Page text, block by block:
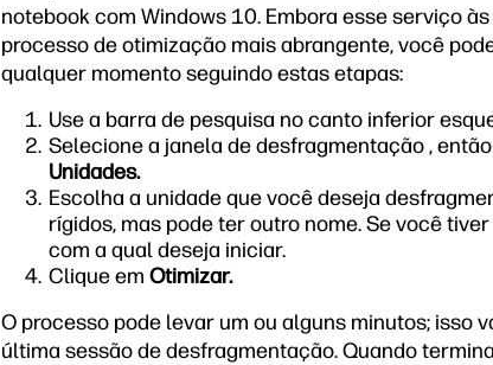
notebook com Windows 10. Embora esse serviço
processo de otimização mais abrangente, você
qualquer momento seguindo estas etapas:
Use a barra de pesquisa no canto inferior
Selecione a janela de desfragmentação ,
Unidades.
Escolha a unidade que você deseja
rígidos, mas pode ter outro nome. Se você
com a qual deseja iniciar.
Clique em Otimizar.
O processo pode levar um ou alguns minutos; isso
última sessão de desfragmentação. Quando